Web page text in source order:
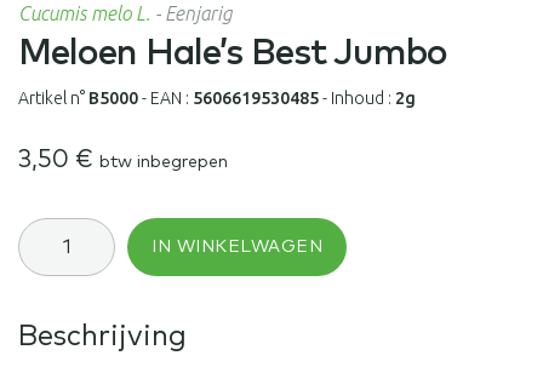
Cucumis melo L. - Eenjarig
Meloen Hale’s Best Jumbo
Artikel n° B5000- EAN : 5606619530485- Inhoud : 2g
3,50 € btw inbegrepen
Meloen
Hale's
Best
IN WINKELWAGEN
Beschrijving